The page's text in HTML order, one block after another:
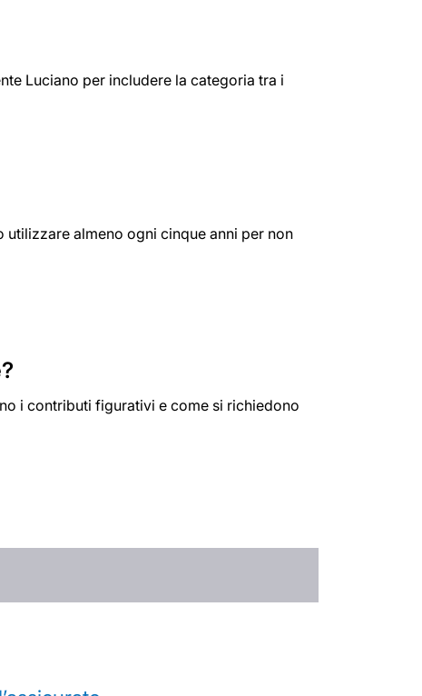
Luciano per includere la categoria tra i
almeno ogni cinque anni per non
i contributi figurativi e come si richiedono